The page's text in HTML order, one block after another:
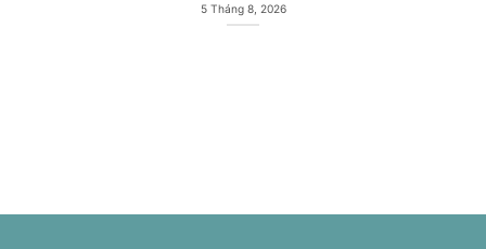
5 Tháng 8, 2026